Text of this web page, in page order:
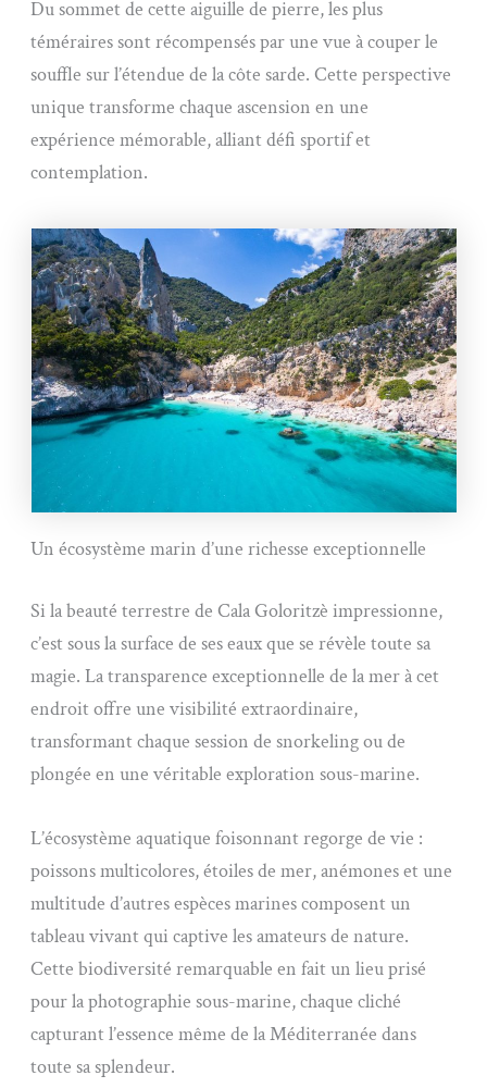
Du sommet de cette aiguille de pierre, les plus
téméraires sont récompensés par une vue à couper le
souffle sur l’étendue de la côte sarde. Cette perspective
unique transforme chaque ascension en une
expérience mémorable, alliant défi sportif et
contemplation.
Un écosystème marin d’une richesse exceptionnelle
Si la beauté terrestre de Cala Goloritzè impressionne,
c’est sous la surface de ses eaux que se révèle toute sa
magie. La transparence exceptionnelle de la mer à cet
endroit offre une visibilité extraordinaire,
transformant chaque session de snorkeling ou de
plongée en une véritable exploration sous-marine.
L’écosystème aquatique foisonnant regorge de vie :
poissons multicolores, étoiles de mer, anémones et une
multitude d’autres espèces marines composent un
tableau vivant qui captive les amateurs de nature.
Cette biodiversité remarquable en fait un lieu prisé
pour la photographie sous-marine, chaque cliché
capturant l’essence même de la Méditerranée dans
toute sa splendeur.